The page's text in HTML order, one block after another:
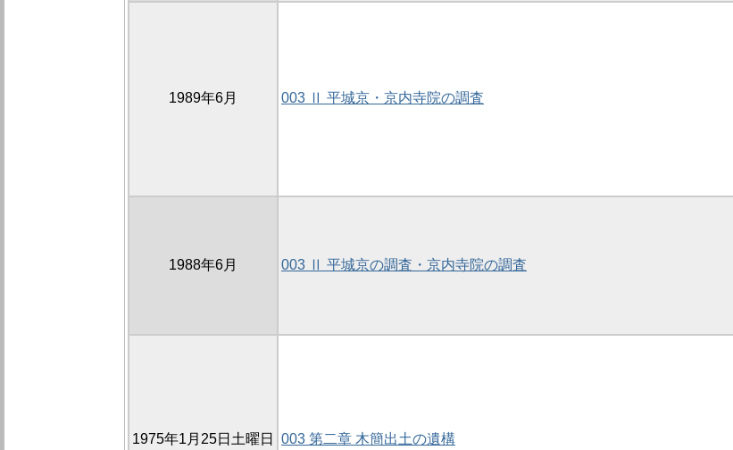
1989年6月 003 Ⅱ 平城京・京内寺院の調査
1988年6月 003 Ⅱ 平城京の調査・京内寺院の調査
1975年1月25日土曜日 003 第二章 木簡出土の遺構